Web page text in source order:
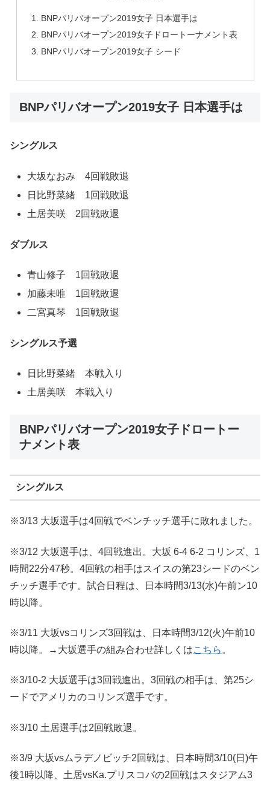
BNPパリバオープン2019女子 日本選手は
BNPパリバオープン2019女子ドロートーナメント表
BNPパリバオープン2019女子 シード
BNPパリバオープン2019女子 日本選手は
シングルス
大坂なおみ 4回戦敗退
日比野菜緒 1回戦敗退
土居美咲 2回戦敗退
ダブルス
青山修子 1回戦敗退
加藤未唯 1回戦敗退
二宮真琴 1回戦敗退
シングルス予選
日比野菜緒 本戦入り
土居美咲 本戦入り
BNPパリバオープン2019女子ドロートー
ナメント表
シングルス
※3/13 大坂選手は4回戦でベンチッチ選手に敗れました。
※3/12 大坂選手は、4回戦進出。大坂 6-4 6-2 コリンズ、1
時間22分47秒。4回戦の相手はスイスの第23シードのベン
チッチ選手です。試合日程は、日本時間3/13(水)午前ン10
時以降。
※3/11 大坂vsコリンズ3回戦は、日本時間3/12(火)午前10
時以降。→大坂選手の組み合わせ詳しくはこちら 。
※3/10-2 大坂選手は3回戦進出。3回戦の相手は、第25シ
ードでアメリカのコリンズ選手です。
※3/10 土居選手は2回戦敗退。
※3/9 大坂vsムラデノビッチ2回戦は、日本時間3/10(日)午
後1時以降、土居vsKa.プリスコバの2回戦はスタジアム3